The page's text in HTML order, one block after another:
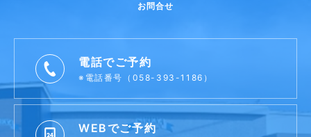
お問合せ
電話でご予約
※電話番号（058-393-1186）
WEBでご予約